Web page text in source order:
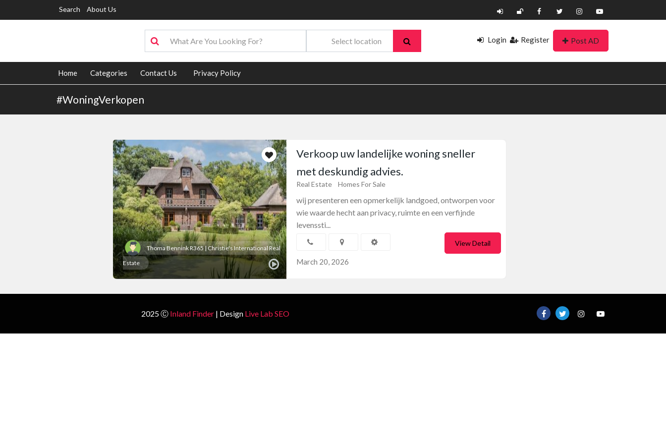
Search About Us
Login Register Post AD
Home Categories Contact Us Privacy Policy
#WoningVerkopen
Thoma Bennink R365 | Christie's International Real
Estate
Verkoop uw landelijke woning sneller
met deskundig advies.
Real Estate Homes For Sale
wij presenteren een opmerkelijk landgoed, ontworpen voor
wie waarde hecht aan privacy, ruimte en een verfijnde
levenssti...
March 20, 2026
View Detail
2025 Ⓒ Inland Finder | Design Live Lab SEO